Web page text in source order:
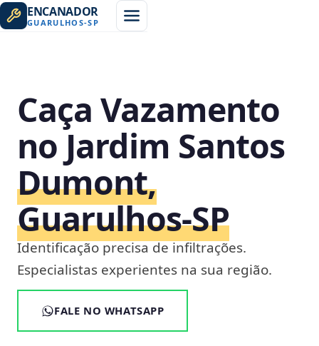
ENCANADOR
GUARULHOS-SP
Caça Vazamento
no Jardim Santos
Dumont,
Guarulhos‑SP
Identificação precisa de infiltrações.
Especialistas experientes na sua região.
FALE NO WHATSAPP